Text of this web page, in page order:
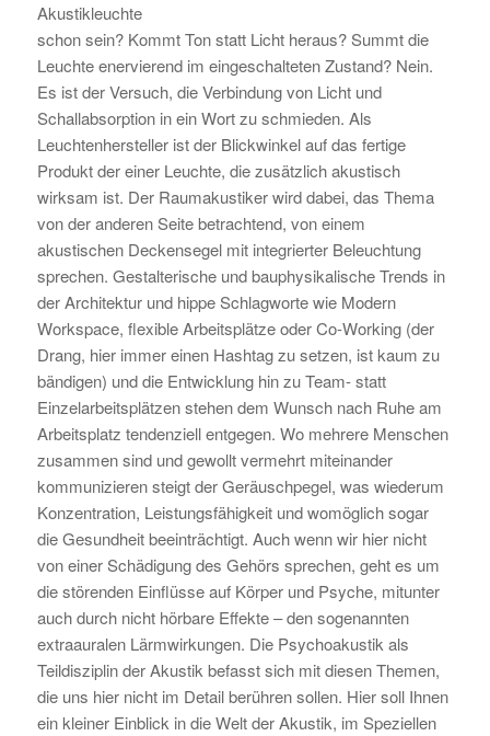
Akustikleuchte
schon sein? Kommt Ton statt Licht heraus? Summt die
Leuchte enervierend im eingeschalteten Zustand? Nein.
Es ist der Versuch, die Verbindung von Licht und
Schallabsorption in ein Wort zu schmieden. Als
Leuchtenhersteller ist der Blickwinkel auf das fertige
Produkt der einer Leuchte, die zusätzlich akustisch
wirksam ist. Der Raumakustiker wird dabei, das Thema
von der anderen Seite betrachtend, von einem
akustischen Deckensegel mit integrierter Beleuchtung
sprechen. Gestalterische und bauphysikalische Trends in
der Architektur und hippe Schlagworte wie Modern
Workspace, flexible Arbeitsplätze oder Co-Working (der
Drang, hier immer einen Hashtag zu setzen, ist kaum zu
bändigen) und die Entwicklung hin zu Team- statt
Einzelarbeitsplätzen stehen dem Wunsch nach Ruhe am
Arbeitsplatz tendenziell entgegen. Wo mehrere Menschen
zusammen sind und gewollt vermehrt miteinander
kommunizieren steigt der Geräuschpegel, was wiederum
Konzentration, Leistungsfähigkeit und womöglich sogar
die Gesundheit beeinträchtigt. Auch wenn wir hier nicht
von einer Schädigung des Gehörs sprechen, geht es um
die störenden Einflüsse auf Körper und Psyche, mitunter
auch durch nicht hörbare Effekte – den sogenannten
extraauralen Lärmwirkungen. Die Psychoakustik als
Teildisziplin der Akustik befasst sich mit diesen Themen,
die uns hier nicht im Detail berühren sollen. Hier soll Ihnen
ein kleiner Einblick in die Welt der Akustik, im Speziellen